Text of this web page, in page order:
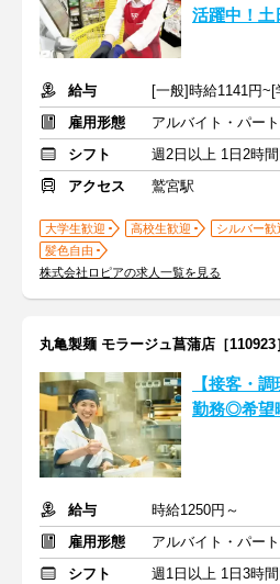
活躍中！土
給与
雇用形態
アルバイト・パート
シフト
週2日以上 1日2時
アクセス
鷲宮駅
大学生歓迎 高校生歓迎 シルバー歓
髪色自由
株式会社ロピアの求人一覧を見る
丸亀製麺 モラージュ菖蒲店［110923
【接客・
勤務◎希望
給与
時給1250円～
雇用形態
アルバイト・パート
シフト
週1日以上 1日3時